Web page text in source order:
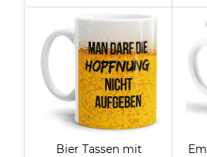
Bier Tassen mit